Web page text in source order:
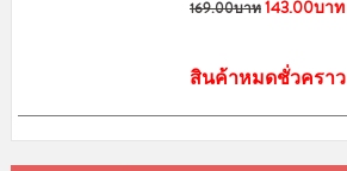
169.00บาท143.00บาท
สินค้าหมดชั่วคราว